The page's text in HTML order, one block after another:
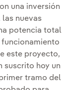
una inversión
las nuevas
potencia total
funcionamiento
este proyecto,
suscrito hoy un
tramo del